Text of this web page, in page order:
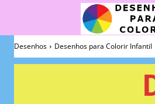
Desenhos Desenhos para Colorir Infantil